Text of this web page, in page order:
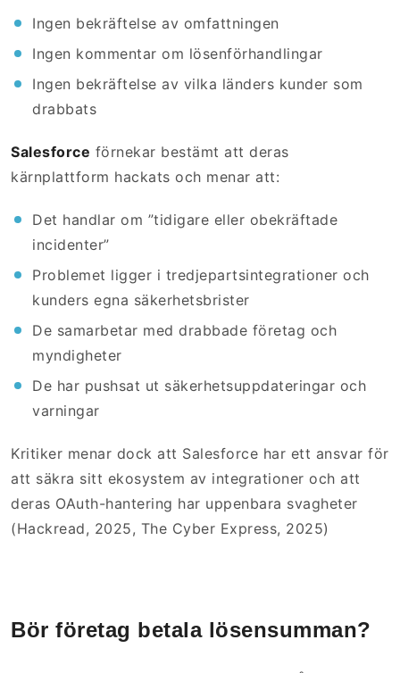
Ingen bekräftelse av omfattningen
Ingen kommentar om lösenförhandlingar
Ingen bekräftelse av vilka länders kunder som
drabbats
Salesforce förnekar bestämt att deras
kärnplattform hackats och menar att:
Det handlar om ”tidigare eller obekräftade
incidenter”
Problemet ligger i tredjepartsintegrationer och
kunders egna säkerhetsbrister
De samarbetar med drabbade företag och
myndigheter
De har pushsat ut säkerhetsuppdateringar och
varningar
Kritiker menar dock att Salesforce har ett ansvar för
att säkra sitt ekosystem av integrationer och att
deras OAuth-hantering har uppenbara svagheter
(Hackread, 2025, The Cyber Express, 2025)
Bör företag betala lösensumman?